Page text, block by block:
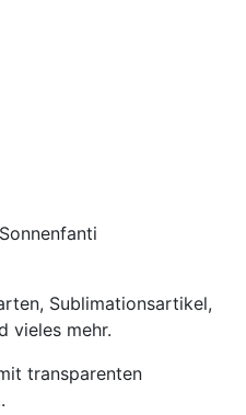
Sublimationsartikel,
vieles mehr.
transparenten